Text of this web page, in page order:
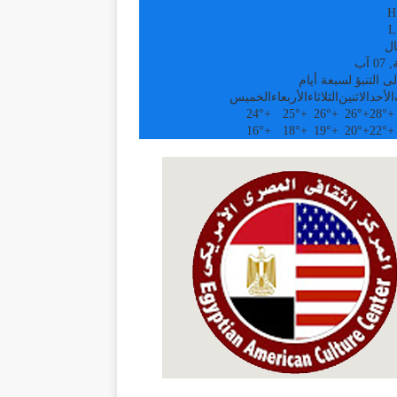
التنبؤ لسبعة أيام
الأحد الاثنين الثلاثاء الأربعاء الخميس
+
28°
+
26°
+
26°
+
25°
+
24°
+
22°
+
20°
+
19°
+
18°
+
16°